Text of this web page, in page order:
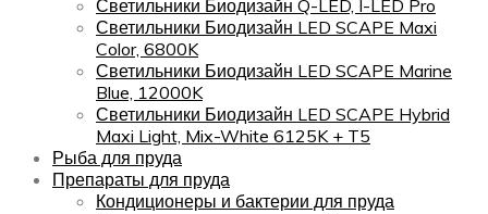
Светильники Биодизайн Q-LED, I-LED Pro
Светильники Биодизайн LED SCAPE Maxi
Color, 6800K
Светильники Биодизайн LED SCAPE Marine
Blue, 12000K
Светильники Биодизайн LED SCAPE Hybrid
Maxi Light, Mix-White 6125K + T5
Рыба для пруда
Препараты для пруда
Кондиционеры и бактерии для пруда